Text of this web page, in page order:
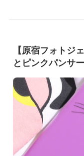
【原宿フォトジ
とピンクパンサ